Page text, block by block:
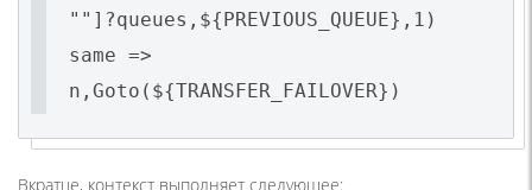
""]?queues,${PREVIOUS_QUEUE},1)
same =>
n,Goto(${TRANSFER_FAILOVER})
Вкратце, контекст выполняет следующее: